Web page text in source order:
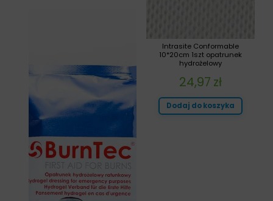
Intrasite Conformable
10*20cm 1szt opatrunek
hydrożelowy
24,97 zł
Dodaj do koszyka